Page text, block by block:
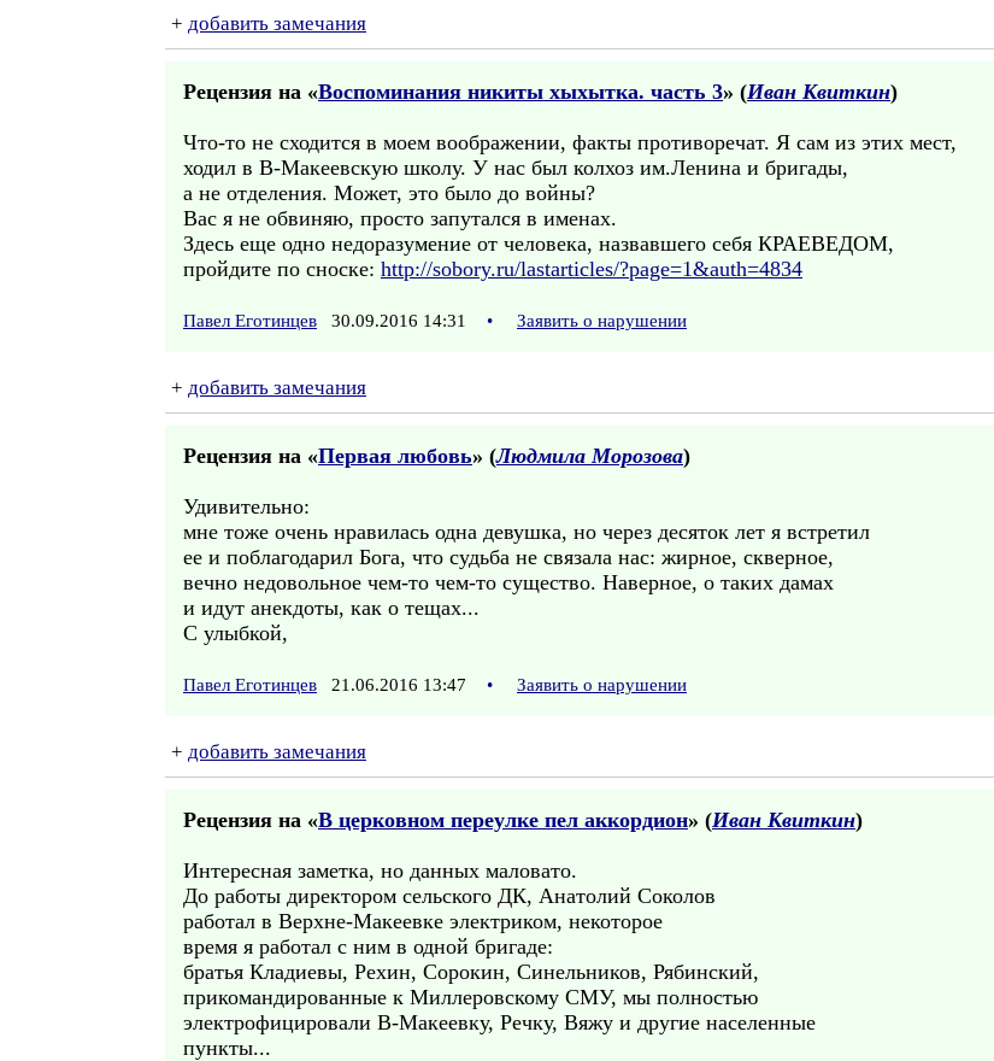
+ добавить замечания
Рецензия на «Воспоминания никиты хыхытка. часть 3» (Иван Квиткин)
Что-то не сходится в моем воображении, факты противоречат. Я сам из этих мест,
ходил в В-Макеевскую школу. У нас был колхоз им.Ленина и бригады,
а не отделения. Может, это было до войны?
Вас я не обвиняю, просто запутался в именах.
Здесь еще одно недоразумение от человека, назвавшего себя КРАЕВЕДОМ,
пройдите по сноске: http://sobory.ru/lastarticles/?page=1&auth=4834
Павел Еготинцев 30.09.2016 14:31 • Заявить о нарушении
+ добавить замечания
Рецензия на «Первая любовь» (Людмила Морозова)
Удивительно:
мне тоже очень нравилась одна девушка, но через десяток лет я встретил
ее и поблагодарил Бога, что судьба не связала нас: жирное, скверное,
вечно недовольное чем-то чем-то существо. Наверное, о таких дамах
и идут анекдоты, как о тещах...
С улыбкой,
Павел Еготинцев 21.06.2016 13:47 • Заявить о нарушении
+ добавить замечания
Рецензия на «В церковном переулке пел аккордион» (Иван Квиткин)
Интересная заметка, но данных маловато.
До работы директором сельского ДК, Анатолий Соколов
работал в Верхне-Макеевке электриком, некоторое
время я работал с ним в одной бригаде:
братья Кладиевы, Рехин, Сорокин, Синельников, Рябинский,
прикомандированные к Миллеровскому СМУ, мы полностью
электрофицировали В-Макеевку, Речку, Вяжу и другие населенные
пункты...